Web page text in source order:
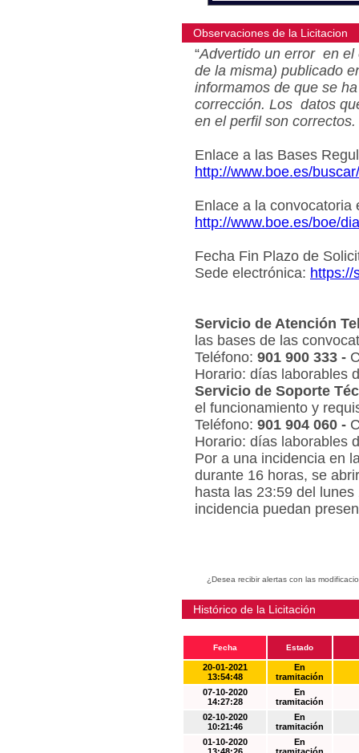
Observaciones de la Licitacion
“Advertido un error en el
de la misma) publicado
informamos de que se
corrección. Los datos
en el perfil son correctos.
Enlace a las Bases
http://www.boe.es/
Enlace a la convocatoria
http://www.boe.es/boe/
Fecha Fin Plazo de
Sede electrónica: https://
Servicio de Atención
las bases de las
Teléfono: 901 900 333 -
Horario: días laborables
Servicio de Soporte
el funcionamiento y
Teléfono: 901 904 060 -
Horario: días laborables
Por a una incidencia en
durante 16 horas, se
hasta las 23:59 del
incidencia puedan
¿Desea recibir alertas con las
Histórico de la Licitación
Fecha Estado
20-01-2021
13:54:48
En
tramitación
07-10-2020
14:27:28
En
tramitación
02-10-2020
10:21:46
En
tramitación
01-10-2020
En